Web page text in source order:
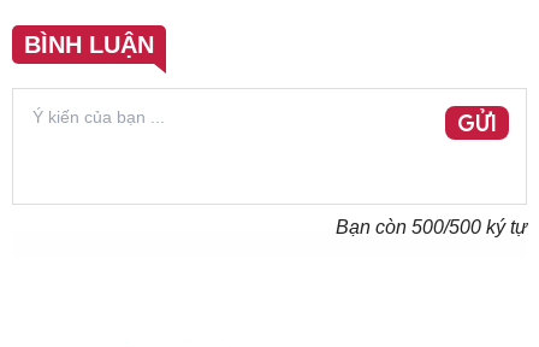
BÌNH LUẬN
GỬI
Bạn còn 500/500 ký tự